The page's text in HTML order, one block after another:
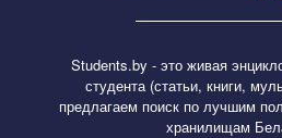
Students.by - это живая
студента (статьи, книги,
предлагаем поиск по лучшим
хранилищам